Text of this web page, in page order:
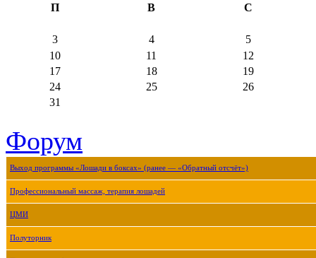
П В С
3 4
5
10
11
12
17
18
19
24
25
26
31
Форум
Выход программы «Лошади в боксах» (ранее — «Обратный отсчёт»)
Профессиональный массаж, терапия лошадей
ЦМИ
Полуторник